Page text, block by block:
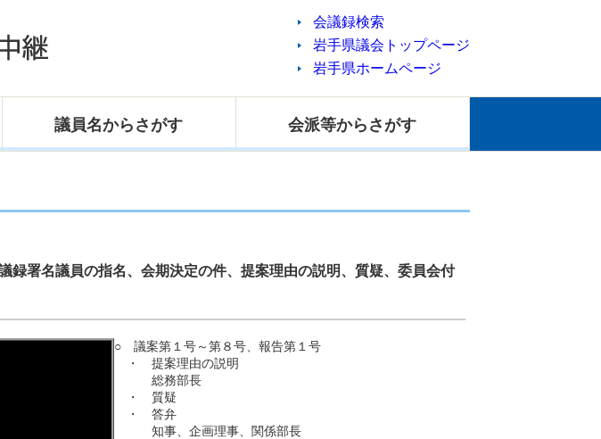
会議録検索
岩手県議会トップページ
岩手県ホームページ
議員名からさがす 会派等からさがす
署名議員の指名、会期決定の件、提案理由の説明、質疑、委員会付
○ 議案第１号～第８号、報告第１号
・ 提案理由の説明
総務部長
・ 質疑
・ 答弁
知事、企画理事、関係部長